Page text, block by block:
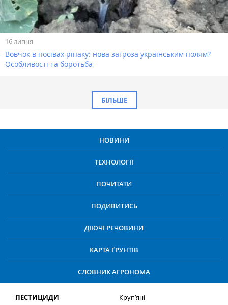
16 липня
Вовчок в посівах ріпаку: нова загроза українським полям?
Особливості та боротьба
БІЛЬШЕ
НОВИНИ
ТЕХНОЛОГІЇ
ПОЧИТАТИ
ПОДИВИТИСЬ
ДІЮЧІ РЕЧОВИНИ
КАРТА ҐРУНТІВ
СЛОВНИК АГРОНОМА
ПЕСТИЦИДИ
Круп’яні